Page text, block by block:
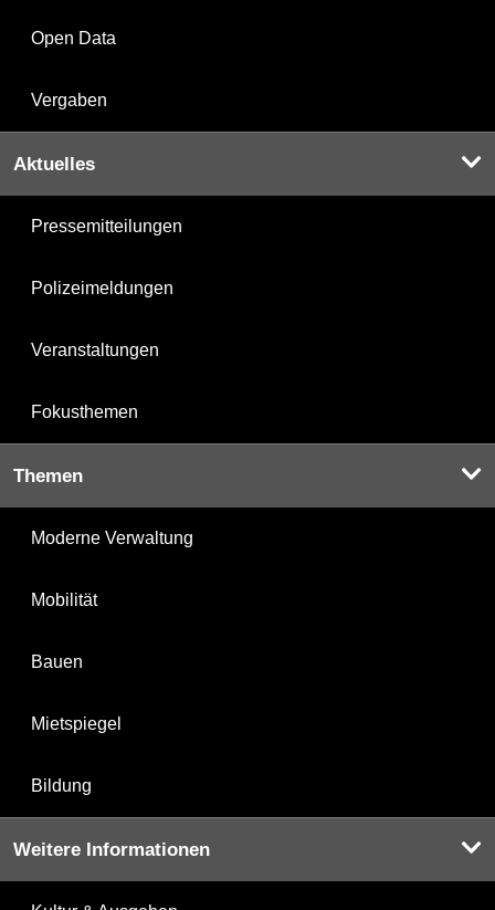
Open Data
Vergaben
Aktuelles
Pressemitteilungen
Polizeimeldungen
Veranstaltungen
Fokusthemen
Themen
Moderne Verwaltung
Mobilität
Bauen
Mietspiegel
Bildung
Weitere Informationen